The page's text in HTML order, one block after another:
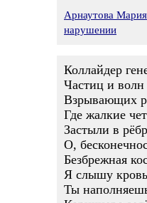
Арнаутова Мария
нарушении
Коллайдер
Частиц и волн
Взрывающих
Где жалкие
Застыли в
О,
Безбрежная
Я слышу
Ты